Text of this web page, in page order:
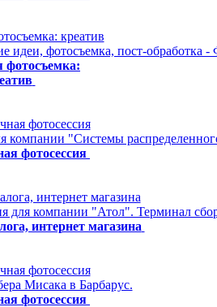
идеи, фотосъемка, пост-обработка
фотосъемка:
компании "Системы
фотосессия
для компании "Атол". Терминал
интернет магазина
Мисака в Барбарус.
фотосессия